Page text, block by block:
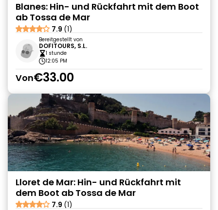
Blanes: Hin- und Rückfahrt mit dem Boot
ab Tossa de Mar
7.9 (1)
Bereitgestellt von
DOFITOURS, S.L.
1 stunde
12:05 PM
Von€33.00
Lloret de Mar: Hin- und Rückfahrt mit
dem Boot ab Tossa de Mar
7.9 (1)